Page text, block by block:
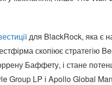
для BlackRock, яка є
скопіює
Баффету, і стане
Group LP і Apollo Global